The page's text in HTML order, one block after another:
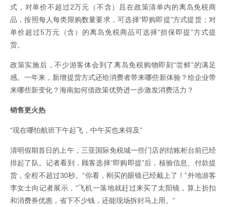
式，对单价不超过2万元（不含）且在政策清单内的离岛免税商
品，按照每人每类限购数量要求，可选择“即购即提”方式提货；对
单价超过5万元（含）的离岛免税商品可选择“担保即提”方式提
货。
政策实施后，不少游客体会到了离岛免税购物即刻“尝鲜”的满足
感。一年来，新增提货方式还给消费者带来哪些新体验？给企业带
来哪些新变化？海南如何借政策优势进一步激发消费活力？
销售更火热
“现在哪怕航班下午起飞，中午买也来得及”
清明假期首日的上午，三亚国际免税城一些门店的结账柜台前已经
排起了队。记者看到，顾客选择“即购即提”后，核验信息、付款提
货，全程不超过30秒。“你看，刚买的眼镜已经戴上了！”外地游客
李女士向记者展示，“飞机一落地就赶过来买了太阳镜，算上折扣
和消费券优惠，省下不少钱，还能现场拆封马上用。”